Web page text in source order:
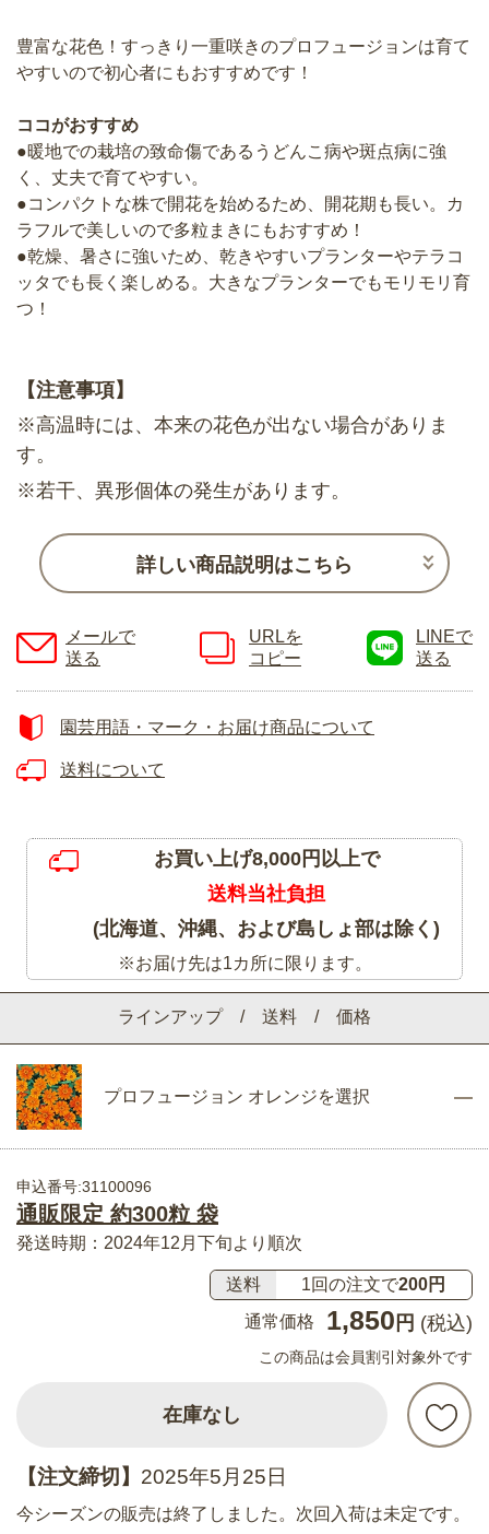
ラインアップ / 送料 / 価格
プロフュージョン オレンジを選択
申込番号:31100096
通販限定 約300粒 袋
発送時期：2024年12月下旬より順次
送料 1回の注文で200円
通常価格
1,850 円 (税込)
この商品は会員割引対象外です
在庫なし
【注文締切】 2025年5月25日
今シーズンの販売は終了しました。次回入荷は未定です。
豊富な花色！すっきり一重咲きのプロフュージョンは育て
やすいので初心者にもおすすめです！
ココがおすすめ
●暖地での栽培の致命傷であるうどんこ病や斑点病に強
く、丈夫で育てやすい。
●コンパクトな株で開花を始めるため、開花期も長い。カ
ラフルで美しいので多粒まきにもおすすめ！
●乾燥、暑さに強いため、乾きやすいプランターやテラコ
ッタでも長く楽しめる。大きなプランターでもモリモリ育
つ！
【注意事項】
※高温時には、本来の花色が出ない場合がありま
す。
※若干、異形個体の発生があります。
詳しい商品説明はこちら
メールで
送る
URLを
コピー
LINEで
送る
園芸用語・マーク・お届け商品について
送料について
お買い上げ8,000円以上で
送料当社負担
(北海道、沖縄、および島しょ部は除く)
※お届け先は1カ所に限ります。